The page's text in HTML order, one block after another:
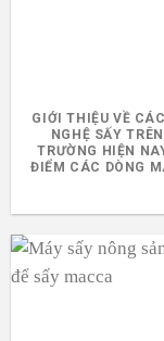
GIỚI THIỆU VỀ
NGHỆ SẤY
TRƯỜNG HIỆN
ĐIỂM CÁC DÒNG